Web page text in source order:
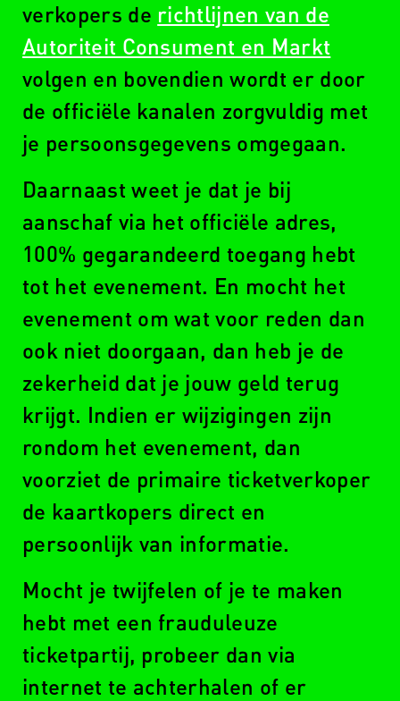
LET
OP!
verkopers de richtlijnen van de
Autoriteit Consument en Markt
volgen en bovendien wordt er door
de officiële kanalen zorgvuldig met
je persoonsgegevens omgegaan.
Daarnaast weet je dat je bij
aanschaf via het officiële adres,
100% gegarandeerd toegang hebt
tot het evenement. En mocht het
evenement om wat voor reden dan
ook niet doorgaan, dan heb je de
zekerheid dat je jouw geld terug
krijgt. Indien er wijzigingen zijn
rondom het evenement, dan
voorziet de primaire ticketverkoper
de kaartkopers direct en
persoonlijk van informatie.
Mocht je twijfelen of je te maken
hebt met een frauduleuze
ticketpartij, probeer dan via
internet te achterhalen of er